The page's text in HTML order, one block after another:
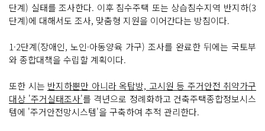
단계) 실태를 조사한다. 이후 침수주택 또는 상습침수지역 반지하(3
단계)에 대해서도 조사, 맞춤형 지원을 이어간다는 방침이다.
1·2단계(장애인, 노인·아동양육 가구) 조사를 완료한 뒤에는 국토부
와 종합대책을 수립할 계획이다.
또한 시는 반지하뿐만 아니라 옥탑방, 고시원 등 주거안전 취약가구
대상 '주거실태조사'를 격년으로 정례화하고 건축주택종합정보시스
템에 '주거안전망시스템'을 구축하여 추적 관리한다.